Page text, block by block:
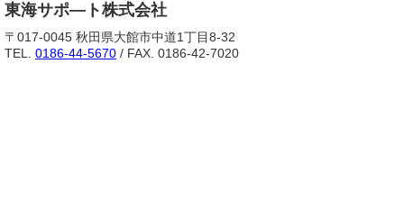
東海サポ―ト株式会社
〒017-0045 秋田県大館市中道1丁目8-32
TEL. 0186-44-5670 / FAX. 0186-42-7020